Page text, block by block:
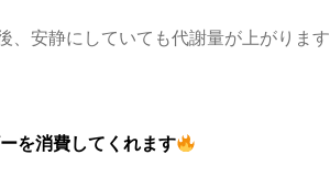
、安静にしていても代謝量が上がります
を消費してくれます